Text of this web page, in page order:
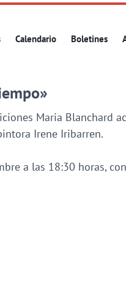
Calendario Boletines
Maria Blanchard
Irene Iribarren.
a las 18:30 horas,